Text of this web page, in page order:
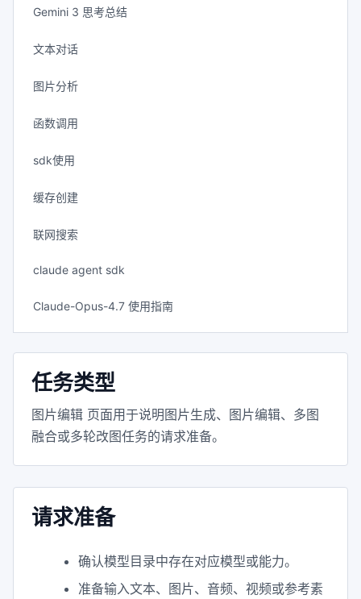
Gemini 3 思考总结
文本对话
图片分析
函数调用
sdk使用
缓存创建
联网搜索
claude agent sdk
Claude-Opus-4.7 使用指南
任务类型
图片编辑 页面用于说明图片生成、图片编辑、多图
融合或多轮改图任务的请求准备。
请求准备
确认模型目录中存在对应模型或能力。
准备输入文本、图片、音频、视频或参考素